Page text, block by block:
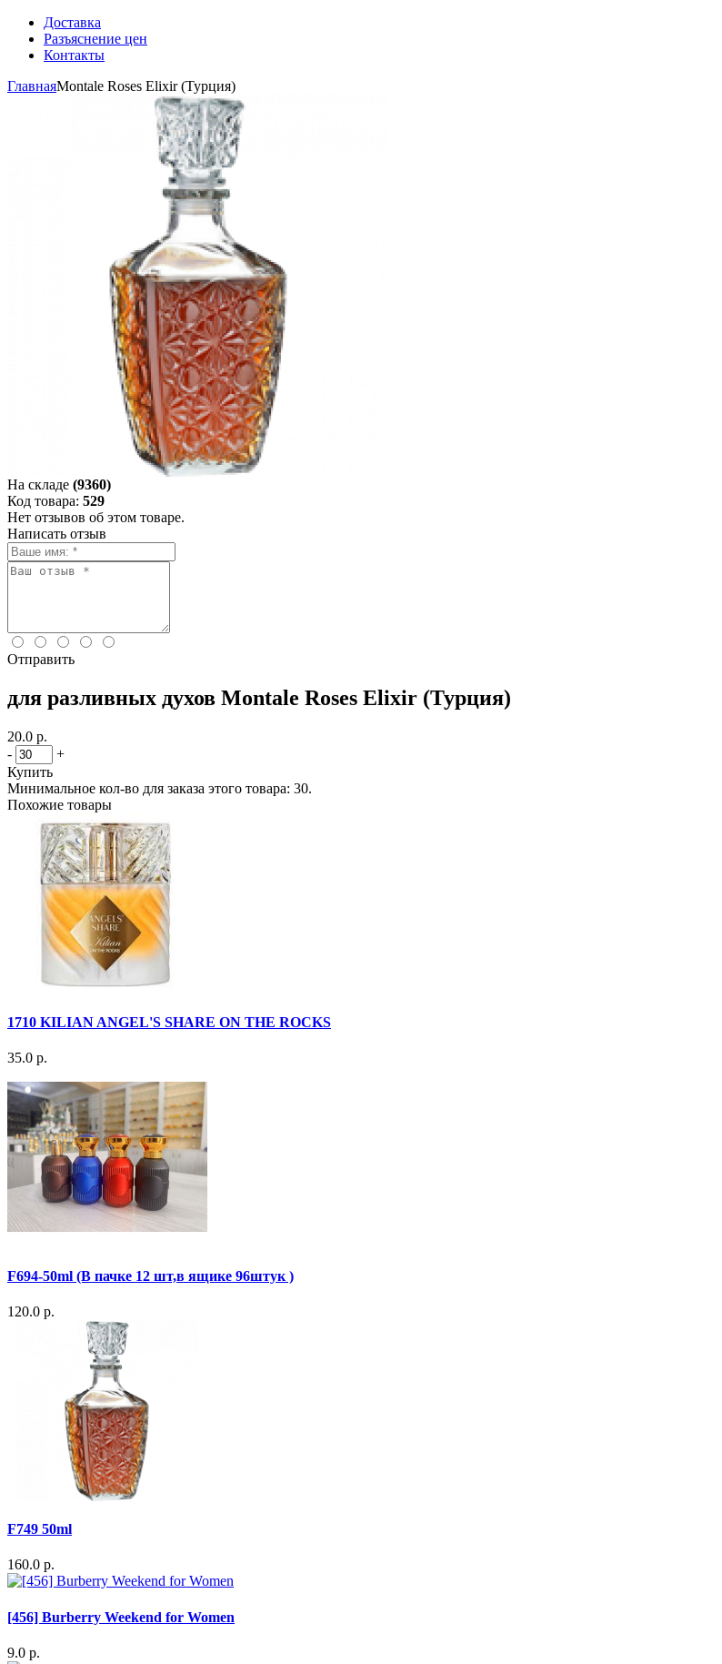
Доставка
Разъяснение цен
Контакты
ГлавнаяMontale Roses Elixir (Турция)
На складе (9360)
Код товара: 529
Нет отзывов об этом товаре.
Написать отзыв
Отправить
для разливных духов Montale Roses Elixir (Турция)
20.0 р.
-
+
Купить
Минимальное кол-во для заказа этого товара: 30.
Похожие товары
1710 KILIAN ANGEL'S SHARE ON THE ROCKS
35.0 р.
F694-50ml (В пачке 12 шт,в ящике 96штук )
120.0 р.
F749 50ml
160.0 р.
[456] Burberry Weekend for Women
9.0 р.